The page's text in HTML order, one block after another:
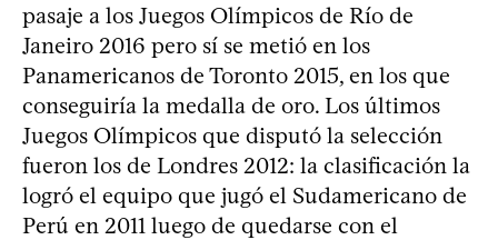
pasaje a los Juegos Olímpicos de Río de
Janeiro 2016 pero sí se metió en los
Panamericanos de Toronto 2015, en los que
conseguiría la medalla de oro. Los últimos
Juegos Olímpicos que disputó la selección
fueron los de Londres 2012: la clasificación la
logró el equipo que jugó el Sudamericano de
Perú en 2011 luego de quedarse con el